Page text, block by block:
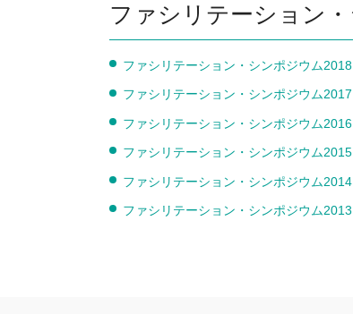
ファシリテーション
ファシリテーション・シンポジウム2018
ファシリテーション・シンポジウム2017
ファシリテーション・シンポジウム2016
ファシリテーション・シンポジウム2015
ファシリテーション・シンポジウム2014
ファシリテーション・シンポジウム2013